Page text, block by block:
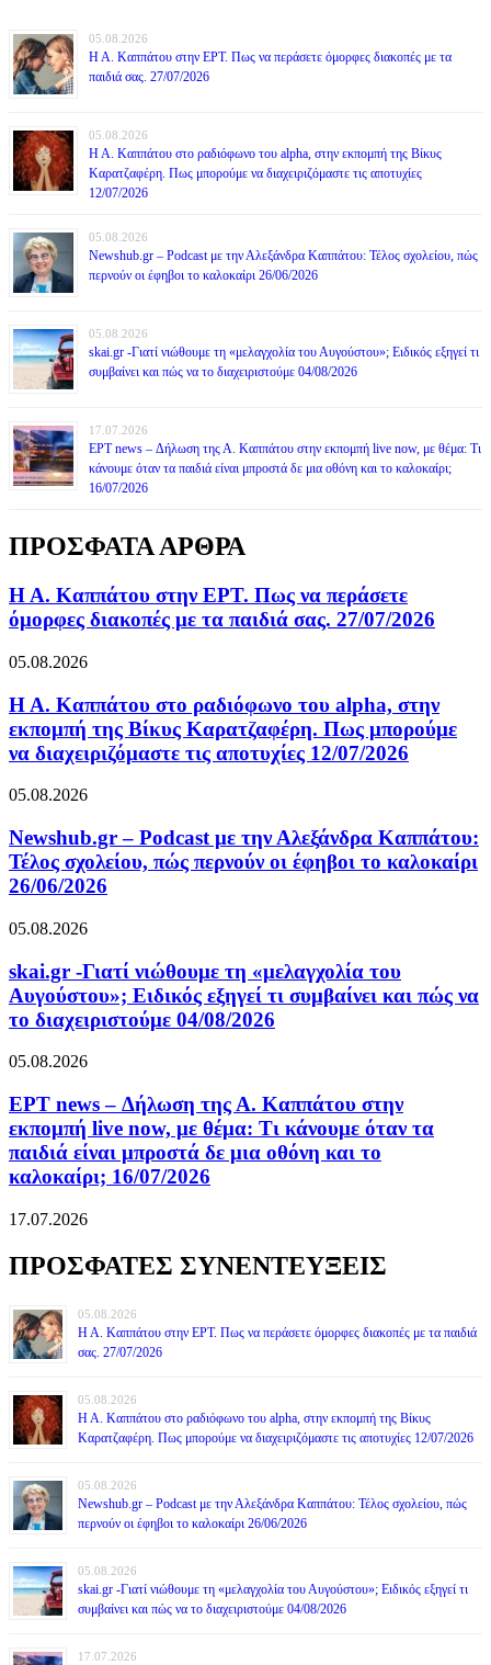
05.08.2026
Η Α. Καππάτου στην ΕΡΤ. Πως να περάσετε όμορφες διακοπές με τα
παιδιά σας. 27/07/2026
05.08.2026
Η Α. Καππάτου στο ραδιόφωνο του alpha, στην εκπομπή της Βίκυς
Καρατζαφέρη. Πως μπορούμε να διαχειριζόμαστε τις αποτυχίες
12/07/2026
05.08.2026
Newshub.gr – Podcast με την Αλεξάνδρα Καππάτου: Τέλος σχολείου, πώς
περνούν οι έφηβοι το καλοκαίρι 26/06/2026
05.08.2026
skai.gr -Γιατί νιώθουμε τη «μελαγχολία του Αυγούστου»; Ειδικός εξηγεί τι
συμβαίνει και πώς να το διαχειριστούμε 04/08/2026
17.07.2026
ΕΡΤ news – Δήλωση της Α. Καππάτου στην εκπομπή live now, με θέμα: Τι
κάνουμε όταν τα παιδιά είναι μπροστά δε μια οθόνη και το καλοκαίρι;
16/07/2026
ΠΡΟΣΦΑΤΑ ΑΡΘΡΑ
Η Α. Καππάτου στην ΕΡΤ. Πως να περάσετε
όμορφες διακοπές με τα παιδιά σας. 27/07/2026
05.08.2026
Η Α. Καππάτου στο ραδιόφωνο του alpha, στην
εκπομπή της Βίκυς Καρατζαφέρη. Πως μπορούμε
να διαχειριζόμαστε τις αποτυχίες 12/07/2026
05.08.2026
Newshub.gr – Podcast με την Αλεξάνδρα Καππάτου:
Τέλος σχολείου, πώς περνούν οι έφηβοι το καλοκαίρι
26/06/2026
05.08.2026
skai.gr -Γιατί νιώθουμε τη «μελαγχολία του
Αυγούστου»; Ειδικός εξηγεί τι συμβαίνει και πώς να
το διαχειριστούμε 04/08/2026
05.08.2026
ΕΡΤ news – Δήλωση της Α. Καππάτου στην
εκπομπή live now, με θέμα: Τι κάνουμε όταν τα
παιδιά είναι μπροστά δε μια οθόνη και το
καλοκαίρι; 16/07/2026
17.07.2026
ΠΡΟΣΦΑΤΕΣ ΣΥΝΕΝΤΕΥΞΕΙΣ
05.08.2026
Η Α. Καππάτου στην ΕΡΤ. Πως να περάσετε όμορφες διακοπές με τα παιδιά
σας. 27/07/2026
05.08.2026
Η Α. Καππάτου στο ραδιόφωνο του alpha, στην εκπομπή της Βίκυς
Καρατζαφέρη. Πως μπορούμε να διαχειριζόμαστε τις αποτυχίες 12/07/2026
05.08.2026
Newshub.gr – Podcast με την Αλεξάνδρα Καππάτου: Τέλος σχολείου, πώς
περνούν οι έφηβοι το καλοκαίρι 26/06/2026
05.08.2026
skai.gr -Γιατί νιώθουμε τη «μελαγχολία του Αυγούστου»; Ειδικός εξηγεί τι
συμβαίνει και πώς να το διαχειριστούμε 04/08/2026
17.07.2026